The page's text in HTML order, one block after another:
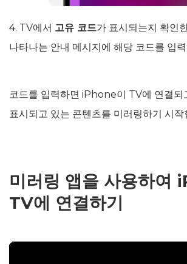
4. TV에서 고유 코드가 표시되는지 확인
나타나는 안내 메시지에 해당 코드를 입
코드를 입력하면 iPhone이 TV에 연결되
표시되고 있는 콘텐츠를 미러링하기 시작
미러링 앱을 사용하여
TV에 연결하기